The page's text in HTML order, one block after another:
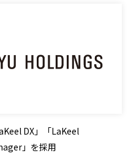
DX」「LaKeel
」を採用